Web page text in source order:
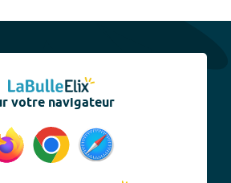
votre navigateur